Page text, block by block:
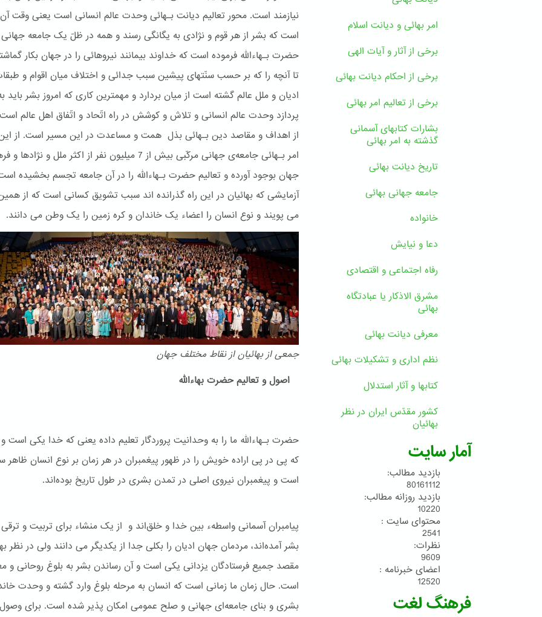
نیازمند است. محور تعالیم دیانت بـهائی وحدت عالم انسانی است یعنی وقت
است که بشر از هر قوم و نژادی به یگانگی رسند و همه در ظلّ یک جامعه جهانی
حضرت بـهاءالله فرموده است که خداوند بیمانند نیروهائی را در جهان بکار
تا آنچه را که بر حسب سنّتهای پیشین سبب جدائی و اختلاف میان اقوام و
ادیان و ملل عالم گشته است از میان بردارد و مهمترین کاری که امروز بشر باید
پردازد وحدت عالم انسانی و تلاش و کوشش در راه اتّحاد و اتّفاق اهل عالم
از اهداف و مقاصد دین بـهائی بذل همت و مساعدت در این مسیر است. از
امر بـهائی جامعه‌ی جهانی مرکّبی بیش از 7 میلیون نفر از اکثر ملل و
جهان بوجود آورده و تعالیم حضرت بـهاءالله را در آن جامعه تجسم بخشیده
آزمایشی که بهائیان در این راه گذرانده اند سبب تشویق کسانی است که از
می پویند و نوع انسان را اعضاء یک خاندان و کره زمین را یک وطن می دانند.
جمعی از بهائیان از نقاط مختلف جهان
اصول و تعالیم حضرت بهاءالله
حضرت بـهاءالله ما را به وحدانیت پروردگار تعلیم داده یعنی که خدا یکی است
که پی در پی اراده خویش را در ظهور پیغمبران در هر زمان بر نوع انسان ظاهر
است و پیغمبران نیروی اصلی در تمدن بشری در طول تاریخ بوده‌اند.
پیامبران آسمانی واسطهء بین خدا و خلق‌اند و از یک منشاء برای تربیت و
بشر آمده‌اند، مردمان جهان ادیان را بکلی جدا از یکدیگر می دانند ولی در نظر
مقصد جمیع فرستادگان یزدانی یکی است و آن رساندن بشر به بلوغ روحانی و
است. حال زمان ما زمانی است که انسان به مرحله بلوغ وارد گشته و وحدت
بشری و بنای جامعه‌ای جهانی و صلح عمومی امکان پذیر شده است. برای
امر بهائی و دیانت اسلام
برخی از آثار و آیات الهی
برخی از احکام دیانت بهائی
برخی از تعالیم امر بهائی
بشارات کتابهای آسمانی
گذشته به امر بهائی
تاریخ دیانت بهائی
جامعه جهانی بهائی
خانواده
دعا و نیایش
رفاه اجتماعی و اقتصادی
مشرق الاذکار یا عبادتگاه
بهائی
معرفی دیانت بهائی
نظم اداری و تشکیلات بهائی
کتابها و آثار استدلال
کشور مقدّس ایران در نظر
بهائیان
آمار سایت
بازدید مطالب:
80161112
بازدید روزانه مطالب:
10220
محتوای سایت :
2541
نظرات:
9609
اعضای خبرنامه :
12520
فرهنگ لغت